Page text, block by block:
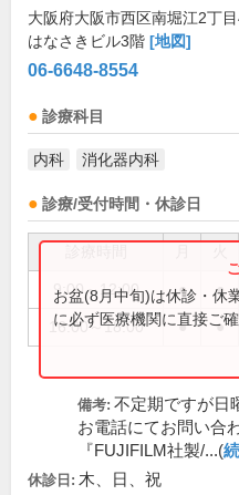
大阪府大阪市西区南堀江2丁目
はなさきビル3階 [地図]
06-6648-8554
診療科目
内科 消化器内科
診療/受付時間・休診日
9:00～12:00 ● ●
16:00～18:00 ● ●
お盆(8月中旬)は休診・休
に必ず医療機関に直接ご確
備考: 不定期ですが日
お電話にてお問い合
『FUJIFILM社製/...(
休診日: 木、日、祝